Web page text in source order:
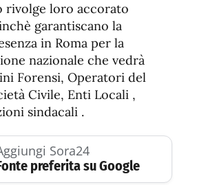
rivolge loro accorato
garantiscano la
in Roma per la
nazionale che vedrà
Forensi, Operatori del
Civile, Enti Locali ,
sindacali .
Sora24
preferita su Google